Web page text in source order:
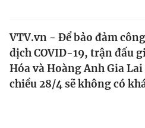
Thế giới
Tin tức
VTV.vn - Để bảo đảm
dịch COVID-19, trận đấu
Hóa và Hoàng Anh Gia
chiều 28/4 sẽ không có